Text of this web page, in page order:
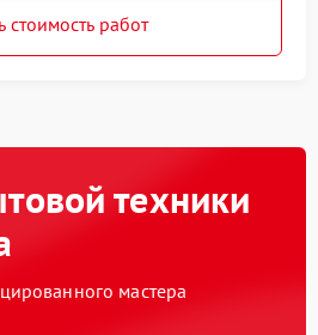
стоимость работ
техники
мастера